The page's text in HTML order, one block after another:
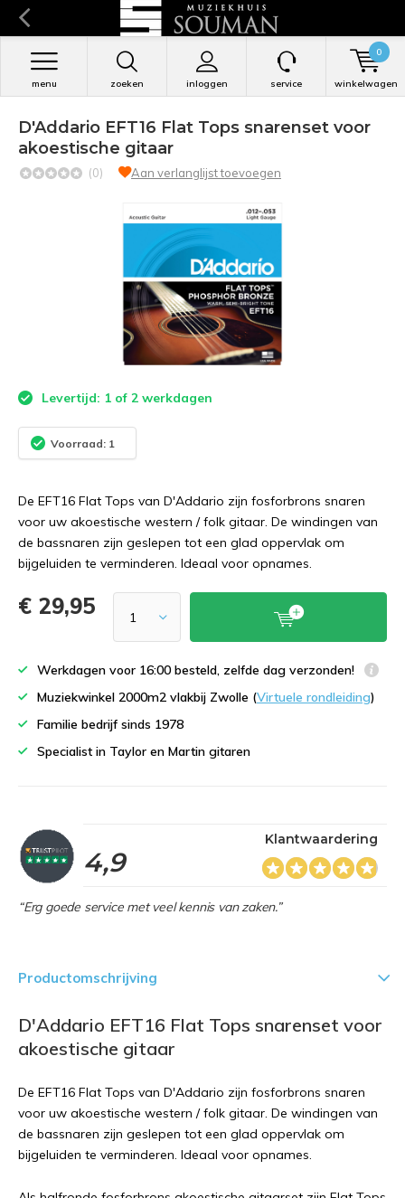
zoeken inloggen
menu service winkelwagen
0
D'Addario EFT16 Flat Tops snarenset voor
akoestische gitaar
(0) Aan verlanglijst toevoegen
Levertijd: 1 of 2 werkdagen
Voorraad: 1
De EFT16 Flat Tops van D'Addario zijn fosforbrons snaren
voor uw akoestische western / folk gitaar. De windingen van
de bassnaren zijn geslepen tot een glad oppervlak om
bijgeluiden te verminderen. Ideaal voor opnames.
€ 29,95
Werkdagen voor 16:00 besteld, zelfde dag verzonden!
Muziekwinkel 2000m2 vlakbij Zwolle (Virtuele rondleiding)
Familie bedrijf sinds 1978
Specialist in Taylor en Martin gitaren
4,9
Klantwaardering
“Erg goede service met veel kennis van zaken.”
Productomschrijving
D'Addario EFT16 Flat Tops snarenset voor
akoestische gitaar
De EFT16 Flat Tops van D'Addario zijn fosforbrons snaren
voor uw akoestische western / folk gitaar. De windingen van
de bassnaren zijn geslepen tot een glad oppervlak om
bijgeluiden te verminderen. Ideaal voor opnames.